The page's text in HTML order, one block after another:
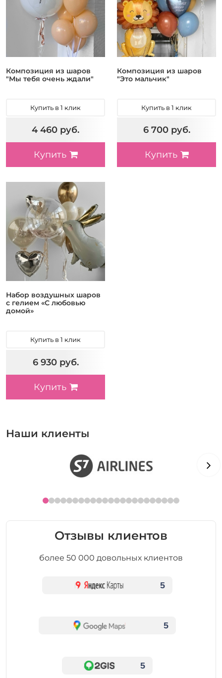
Композиция из шаров
"Мы тебя очень ждали"
Купить в 1 клик
4 460 руб.
Купить
Композиция из шаров
"Это мальчик"
Купить в 1 клик
6 700 руб.
Купить
Набор воздушных шаров
с гелием «С любовью
домой»
Купить в 1 клик
6 930 руб.
Купить
Наши клиенты
Отзывы клиентов
более 50 000 довольных клиентов
5
5
5